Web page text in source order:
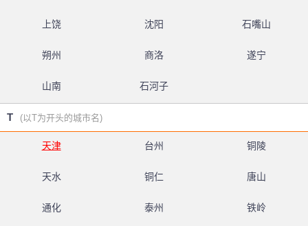
上饶 沈阳 石嘴山
朔州 商洛 遂宁
山南 石河子
T (以T为开头的城市名)
天津 台州 铜陵
天水 铜仁 唐山
通化 泰州 铁岭